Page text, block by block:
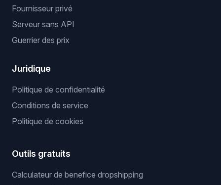
Fournisseur privé
Serveur sans API
Guerrier des prix
Juridique
Politique de confidentialité
Conditions de service
Politique de cookies
Outils gratuits
Calculateur de benefice dropshipping